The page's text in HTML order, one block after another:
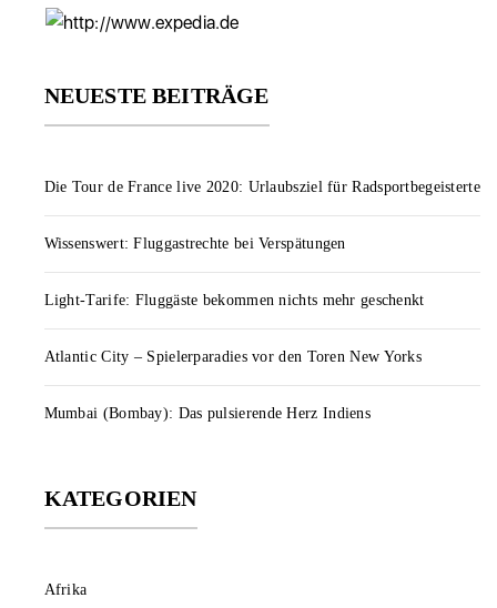
NEUESTE BEITRÄGE
Die Tour de France live 2020: Urlaubsziel für Radsportbegeisterte
Wissenswert: Fluggastrechte bei Verspätungen
Light-Tarife: Fluggäste bekommen nichts mehr geschenkt
Atlantic City – Spielerparadies vor den Toren New Yorks
Mumbai (Bombay): Das pulsierende Herz Indiens
KATEGORIEN
Afrika